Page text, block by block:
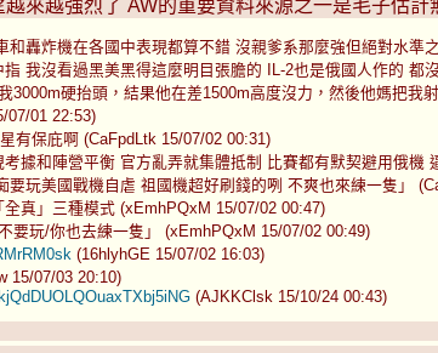
來越強烈了 AW的重要資料來源之一是毛子估
轟炸機在各國中表現都算不錯 沒親爹系那麼強但絕對水準
我沒看過黑美黑得這麼明目張膽的 IL-2也是俄國人作的 都
3000m硬抬頭，結果他在差1500m高度沒力，然後他媽把我
07/01 22:53)
有保庇啊 (CaFpdLtk 15/07/02 00:31)
據和陣營平衡 官方亂弄就集體抵制 比賽都有默契避用俄機
玩美國戰機自虐 祖國機超好刷錢的咧 不爽也來練一隻」
真」三種模式 (xEmhPQxM 15/07/02 00:47)
要玩/你也去練一隻」 (xEmhPQxM 15/07/02 00:49)
(16hlyhGE 15/07/02 16:03)
15/07/03 20:10)
(AJKKClsk 15/10/24 00:43)